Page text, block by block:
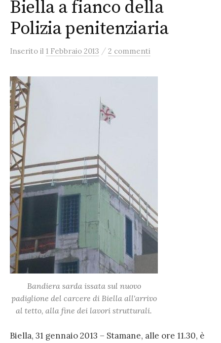
Biella a fianco della
Polizia penitenziaria
Inserito il 1 Febbraio 2013 / 2 commenti
Bandiera sarda issata sul nuovo
padiglione del carcere di Biella all'arrivo
al tetto, alla fine dei lavori strutturali.
Biella, 31 gennaio 2013 – Stamane, alle ore 11.30, è